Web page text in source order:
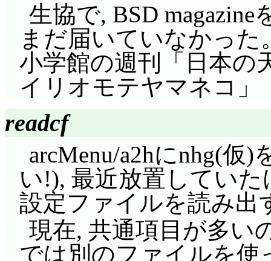
す。初めの頃は, それ
ソードもあったくら
いなく立派な母親で
として描かれている
が, 彼女も文句なく認
ていないから, 若い
虐待にその様な理由
親(父親でも良い)にな
はないと言えます。
今回の突っ込みどこ
カー選手を目指す小
門」と言い, 例によっ
「調理士資格が必要
んな菊地自身はと言
た。……もはや, ハナ
ところで誰も気にし
(^^;;; 流石に将来の夢
然としたけど, 関先生
文認めるの? (^^;;;
おんぷの夢は, 世界
生協で, BSD
まだ届いていなかっ
小学館の週刊「日本の
イリオモテヤマネコ」
readcf
arcMenu/a2hにnhg(仮
い!), 最近放置してい
設定ファイルを読み出
現在, 共通項目が多い
では別のファイルを使